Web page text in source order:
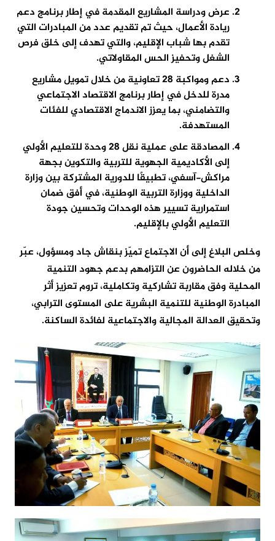
عرض ودراسة المشاريع المقدمة في إطار برنامج دعم
ريادة الأعمال، حيث تم تقديم عدد من المبادرات التي
تقدم بها شباب الإقليم، والتي تهدف إلى خلق فرص
الشغل وتحفيز الحس المقاولاتي.
دعم ومواكبة 28 تعاونية من خلال تمويل مشاريع
مدرة للدخل في إطار برنامج الاقتصاد الاجتماعي
والتضامني، بما يعزز الاندماج الاقتصادي للفئات
المستهدفة.
المصادقة على عملية نقل 28 وحدة للتعليم الأولي
إلى الأكاديمية الجهوية للتربية والتكوين بجهة
مراكش-آسفي، تطبيقًا للدورية المشتركة بين وزارة
الداخلية ووزارة التربية الوطنية، في أفق ضمان
استمرارية تسيير هذه الوحدات وتحسين جودة
التعليم الأولي بالإقليم.
وخلص البلاغ إلى أن الاجتماع تميّز بنقاش جاد ومسؤول، عبّر
من خلاله الحاضرون عن التزامهم بدعم جهود التنمية
المحلية وفق مقاربة تشاركية وتكاملية، تروم تعزيز أثر
المبادرة الوطنية للتنمية البشرية على المستوى الترابي،
وتحقيق العدالة المجالية والاجتماعية لفائدة الساكنة.